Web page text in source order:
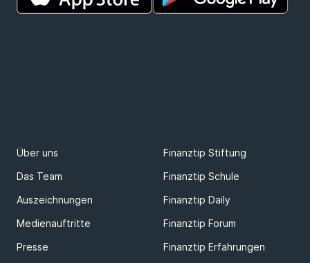
Über uns
Finanztip Stiftung
Das Team
Finanztip Schule
Auszeichnungen
Finanztip Daily
Medienauftritte
Finanztip Forum
Presse
Finanztip Erfahrungen